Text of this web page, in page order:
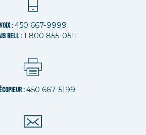
VOIX :450 667-9999
BELL :1 800 855-0511
:450 667-5199